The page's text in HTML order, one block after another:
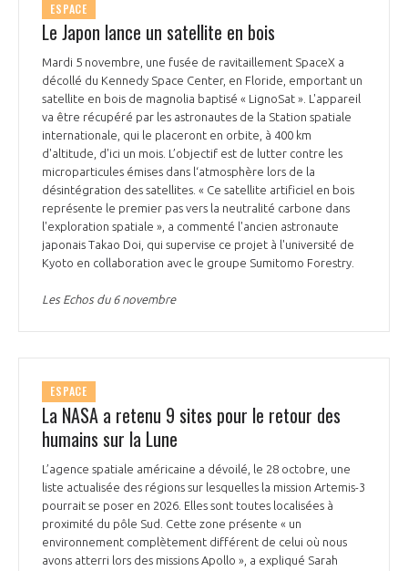
ESPACE
Le Japon lance un satellite en bois
Mardi 5 novembre, une fusée de ravitaillement SpaceX a
décollé du Kennedy Space Center, en Floride, emportant un
satellite en bois de magnolia baptisé « LignoSat ». L'appareil
va être récupéré par les astronautes de la Station spatiale
internationale, qui le placeront en orbite, à 400 km
d'altitude, d'ici un mois. L’objectif est de lutter contre les
microparticules émises dans l‘atmosphère lors de la
désintégration des satellites. « Ce satellite artificiel en bois
représente le premier pas vers la neutralité carbone dans
l'exploration spatiale », a commenté l'ancien astronaute
japonais Takao Doi, qui supervise ce projet à l'université de
Kyoto en collaboration avec le groupe Sumitomo Forestry.
Les Echos du 6 novembre
ESPACE
La NASA a retenu 9 sites pour le retour des
humains sur la Lune
L’agence spatiale américaine a dévoilé, le 28 octobre, une
liste actualisée des régions sur lesquelles la mission Artemis-3
pourrait se poser en 2026. Elles sont toutes localisées à
proximité du pôle Sud. Cette zone présente « un
environnement complètement différent de celui où nous
avons atterri lors des missions Apollo », a expliqué Sarah